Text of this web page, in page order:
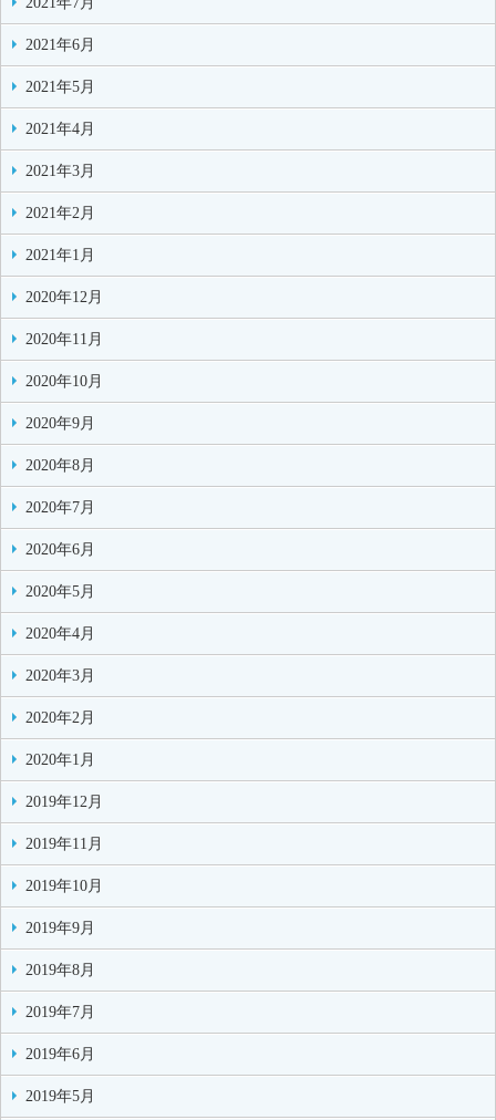
2021年6月
2021年5月
2021年4月
2021年3月
2021年2月
2021年1月
2020年12月
2020年11月
2020年10月
2020年9月
2020年8月
2020年7月
2020年6月
2020年5月
2020年4月
2020年3月
2020年2月
2020年1月
2019年12月
2019年11月
2019年10月
2019年9月
2019年8月
2019年7月
2019年6月
2019年5月